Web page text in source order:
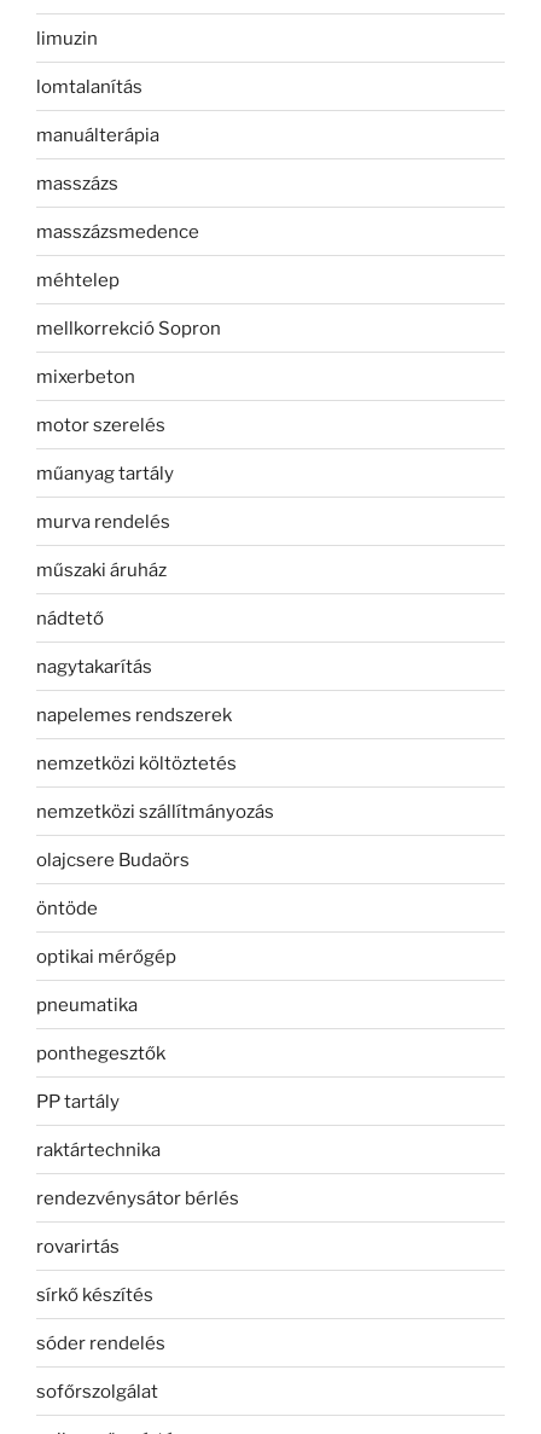
limuzin
lomtalanítás
manuálterápia
masszázs
masszázsmedence
méhtelep
mellkorrekció Sopron
mixerbeton
motor szerelés
műanyag tartály
murva rendelés
műszaki áruház
nádtető
nagytakarítás
napelemes rendszerek
nemzetközi költöztetés
nemzetközi szállítmányozás
olajcsere Budaörs
öntöde
optikai mérőgép
pneumatika
ponthegesztők
PP tartály
raktártechnika
rendezvénysátor bérlés
rovarirtás
sírkő készítés
sóder rendelés
sofőrszolgálat